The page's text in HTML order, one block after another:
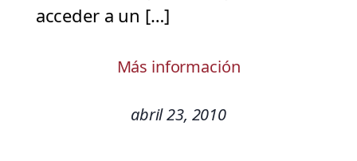
acceder a un […]
Más información
abril 23, 2010